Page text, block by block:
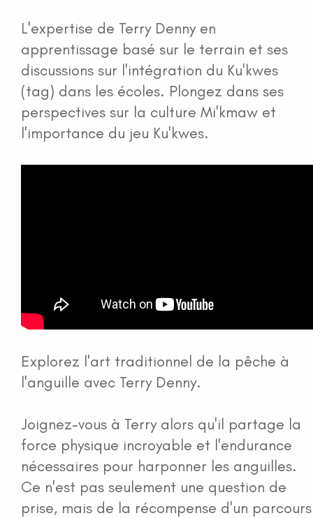
L'expertise de Terry Denny en
apprentissage basé sur le terrain et ses
discussions sur l'intégration du Ku'kwes
(tag) dans les écoles. Plongez dans ses
perspectives sur la culture Mi'kmaw et
l'importance du jeu Ku'kwes.
Explorez l'art traditionnel de la pêche à
l'anguille avec Terry Denny.
Joignez-vous à Terry alors qu'il partage la
force physique incroyable et l'endurance
nécessaires pour harponner les anguilles.
Ce n'est pas seulement une question de
prise, mais de la récompense d'un parcours